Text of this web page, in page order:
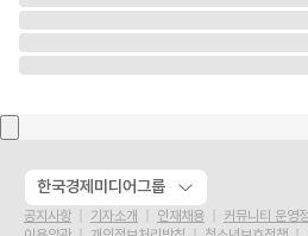
한국경제미디어그룹
공지사항 기자소개 인재채용
커뮤니티 운영